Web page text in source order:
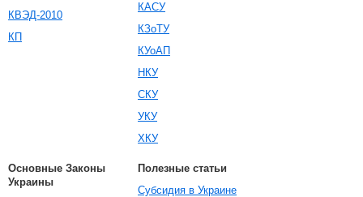
КВЭД-2010
КП
КАСУ
КЗоТУ
КУоАП
НКУ
СКУ
УКУ
ХКУ
Основные Законы
Украины
Полезные статьи
Субсидия в Украине